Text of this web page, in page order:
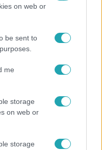
on web or
be sent to
me
storage
on web or
storage
– szinte sosem